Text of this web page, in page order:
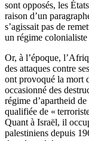
sont opposés, les
raison d’un
s’agissait pas de
un régime
Or, à l’époque,
des attaques contre
ont provoqué la mort
occasionné des
régime d’apartheid
qualifiée de «
Quant à Israël, il
palestiniens depuis